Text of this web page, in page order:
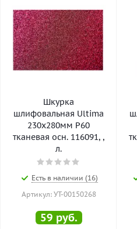
Шкурка
шлифовальная Ultima
230х280мм Р60
тканевая осн. 116091, ,
л.
Есть в наличии (16)
Артикул: УТ-00150268
59 руб.